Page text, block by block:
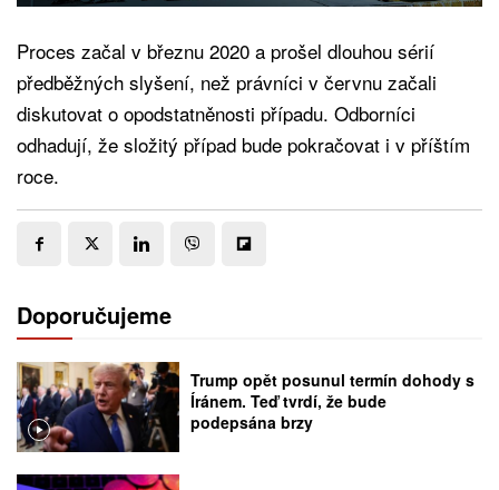
Proces začal v březnu 2020 a prošel dlouhou sérií
předběžných slyšení, než právníci v červnu začali
diskutovat o opodstatněnosti případu. Odborníci
odhadují, že složitý případ bude pokračovat i v příštím
roce.
Doporučujeme
Trump opět posunul termín dohody s
Íránem. Teď tvrdí, že bude
podepsána brzy